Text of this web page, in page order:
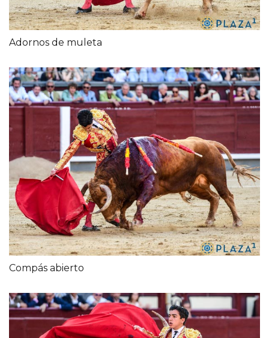
Adornos de muleta
Compás abierto